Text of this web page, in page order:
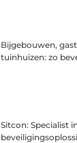
Bijgebouwen,
tuinhuizen: zo
Sitcon: Specialist